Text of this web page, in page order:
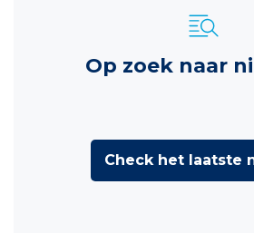
Op zoek naar
Check het laatste